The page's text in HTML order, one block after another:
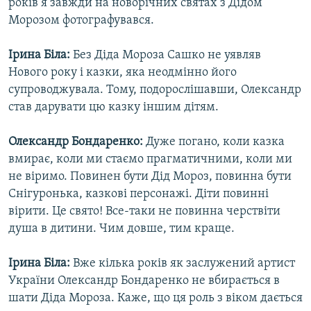
Усі сайти RFE/RL
років я завжди на новорічних святах з Дідом
Морозом фотографувався.
Ірина Біла: Без Діда Мороза Сашко не уявляв
Нового року і казки, яка неодмінно його
супроводжувала. Тому, подорослішавши, Олександр
став дарувати цю казку іншим дітям.
Олександр Бондаренко: Дуже погано, коли казка
вмирає, коли ми стаємо прагматичними, коли ми
не віримо. Повинен бути Дід Мороз, повинна бути
Снігуронька, казкові персонажі. Діти повинні
вірити. Це свято! Все-таки не повинна черствіти
душа в дитини. Чим довше, тим краще.
Ірина Біла: Вже кілька років як заслужений артист
України Олександр Бондаренко не вбирається в
шати Діда Мороза. Каже, що ця роль з віком дається